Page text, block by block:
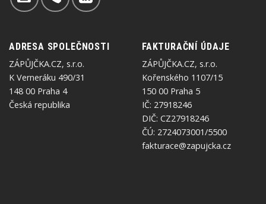
ADRESA SPOLEČNOSTI
ZÁPŮJČKA.CZ, s.r.o.
K Verneráku 490/31
148 00 Praha 4
Česká republika
FAKTURAČNÍ ÚDAJE
ZÁPŮJČKA.CZ, s.r.o.
Kořenského 1107/15
150 00 Praha 5
IČ: 27918246
DIČ: CZ27918246
ČÚ: 2724073001/5500
fakturace@zapujcka.cz